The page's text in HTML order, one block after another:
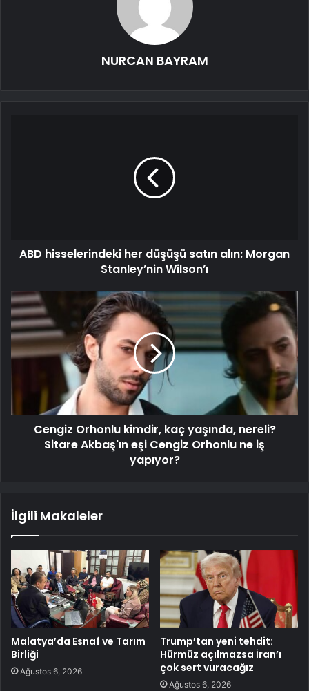
NURCAN BAYRAM
ABD hisselerindeki her düşüşü satın alın: Morgan
Stanley’nin Wilson’ı
Cengiz Orhonlu kimdir, kaç yaşında, nereli?
Sitare Akbaş'ın eşi Cengiz Orhonlu ne iş
yapıyor?
İlgili Makaleler
Malatya’da Esnaf ve Tarım
Birliği
Ağustos 6, 2026
Trump’tan yeni tehdit:
Hürmüz açılmazsa İran’ı
çok sert vuracağız
Ağustos 6, 2026